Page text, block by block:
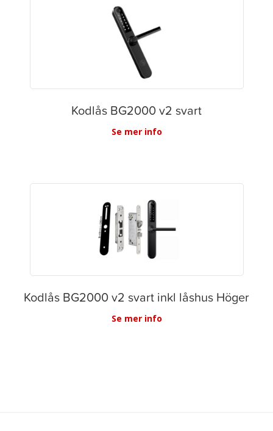
Kodlås BG2000 v2 svart
Se mer info
Kodlås BG2000 v2 svart inkl låshus Höger
Se mer info